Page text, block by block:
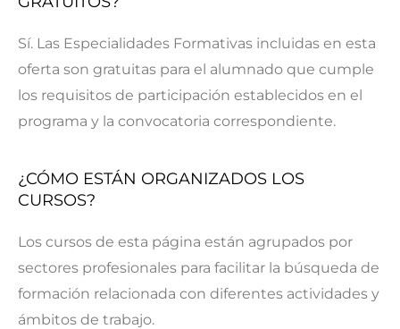
Sí. Las Especialidades Formativas incluidas en esta
oferta son gratuitas para el alumnado que cumple
los requisitos de participación establecidos en el
programa y la convocatoria correspondiente.
¿CÓMO ESTÁN ORGANIZADOS LOS
CURSOS?
Los cursos de esta página están agrupados por
sectores profesionales para facilitar la búsqueda de
formación relacionada con diferentes actividades y
ámbitos de trabajo.